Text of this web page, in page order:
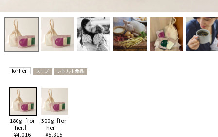
for her. スープ レトルト食品
180g［for
her.］
¥4,016
300g［for
her.］
¥5,815